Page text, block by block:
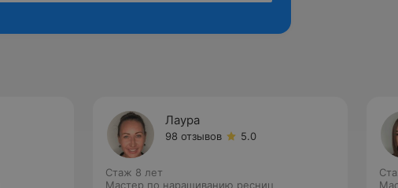
Лаура
98 отзывов 5.0
Стаж 8 лет
Мастер по наращиванию ресниц